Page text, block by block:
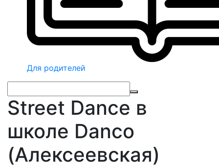
Для родителей
Street Dance в
школе Danco
(Алексеевская)